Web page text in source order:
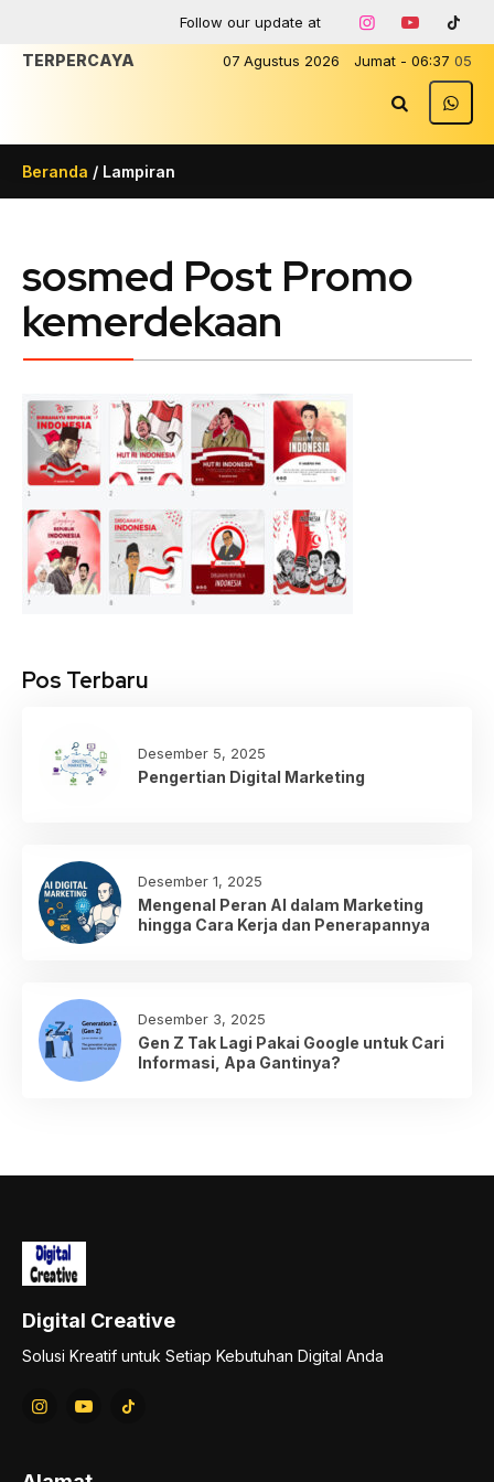
Follow our update at
07 Agustus 2026 Jumat - 06:37 05
TERPERCAYA
Beranda / Lampiran
sosmed Post Promo
kemerdekaan
Pos Terbaru
Desember 5, 2025
Pengertian Digital Marketing
Desember 1, 2025
Mengenal Peran AI dalam Marketing
hingga Cara Kerja dan Penerapannya
Desember 3, 2025
Gen Z Tak Lagi Pakai Google untuk Cari
Informasi, Apa Gantinya?
Digital Creative
Solusi Kreatif untuk Setiap Kebutuhan Digital Anda